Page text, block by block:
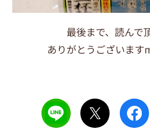
最後まで、読んで
ありがとうございます